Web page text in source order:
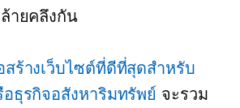
ายคลึงกัน
สร้างเว็บไซต์ที่ดีที่สุดสำหรับ
ธุรกิจอสังหาริมทรัพย์ จะรวม